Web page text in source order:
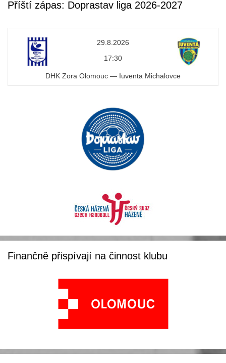
Příští zápas: Doprastav liga 2026-2027
29.8.2026
17:30
DHK Zora Olomouc — Iuventa Michalovce
Finančně přispívají na činnost klubu